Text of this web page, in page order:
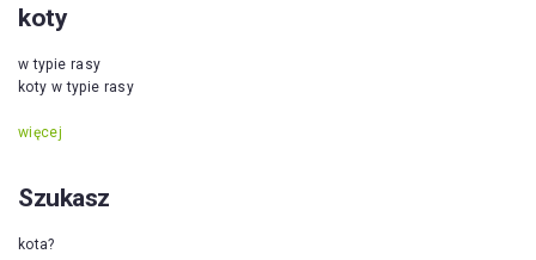
koty
w typie rasy
koty w typie rasy
więcej
Szukasz
kota?